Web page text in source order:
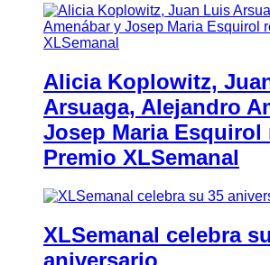
Alicia Koplowitz,
Arsuaga, Alejandro
Josep Maria Esquirol
Premio XLSemanal
XLSemanal celebra
aniversario